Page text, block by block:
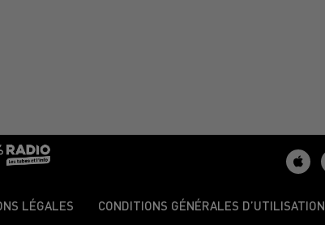
LÉGALES CONDITIONS GÉNÉRALES D’UTILISATION